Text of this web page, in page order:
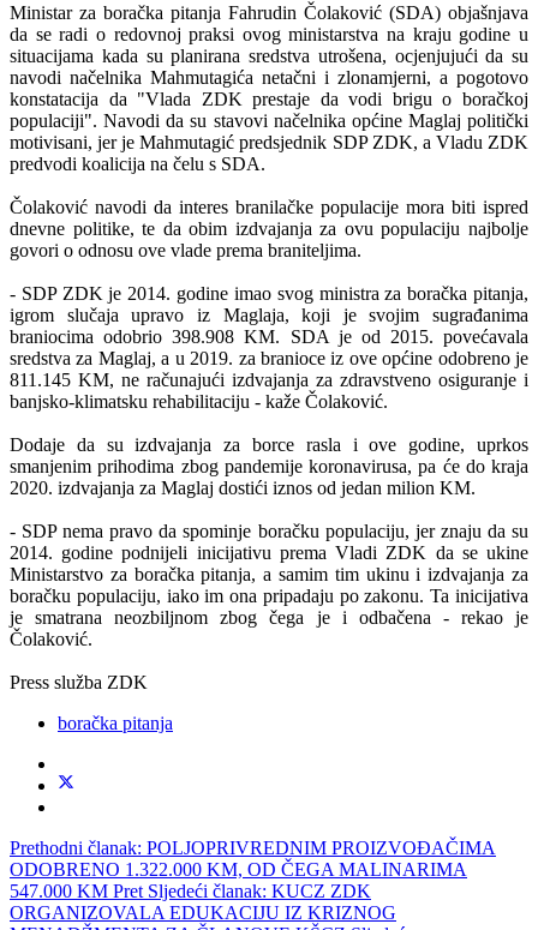
Ministar za boračka pitanja Fahrudin Čolaković (SDA) objašnjava
da se radi o redovnoj praksi ovog ministarstva na kraju godine u
situacijama kada su planirana sredstva utrošena, ocjenjujući da su
navodi načelnika Mahmutagića netačni i zlonamjerni, a pogotovo
konstatacija da "Vlada ZDK prestaje da vodi brigu o boračkoj
populaciji". Navodi da su stavovi načelnika općine Maglaj politički
motivisani, jer je Mahmutagić predsjednik SDP ZDK, a Vladu ZDK
predvodi koalicija na čelu s SDA.
Čolaković navodi da interes branilačke populacije mora biti ispred
dnevne politike, te da obim izdvajanja za ovu populaciju najbolje
govori o odnosu ove vlade prema braniteljima.
- SDP ZDK je 2014. godine imao svog ministra za boračka pitanja,
igrom slučaja upravo iz Maglaja, koji je svojim sugrađanima
braniocima odobrio 398.908 KM. SDA je od 2015. povećavala
sredstva za Maglaj, a u 2019. za branioce iz ove općine odobreno je
811.145 KM, ne računajući izdvajanja za zdravstveno osiguranje i
banjsko-klimatsku rehabilitaciju - kaže Čolaković.
Dodaje da su izdvajanja za borce rasla i ove godine, uprkos
smanjenim prihodima zbog pandemije koronavirusa, pa će do kraja
2020. izdvajanja za Maglaj dostići iznos od jedan milion KM.
- SDP nema pravo da spominje boračku populaciju, jer znaju da su
2014. godine podnijeli inicijativu prema Vladi ZDK da se ukine
Ministarstvo za boračka pitanja, a samim tim ukinu i izdvajanja za
boračku populaciju, iako im ona pripadaju po zakonu. Ta inicijativa
je smatrana neozbiljnom zbog čega je i odbačena - rekao je
Čolaković.
Press služba ZDK
boračka pitanja
Prethodni članak: POLJOPRIVREDNIM PROIZVOĐAČIMA
ODOBRENO 1.322.000 KM, OD ČEGA MALINARIMA
547.000 KM Pret Sljedeći članak: KUCZ ZDK
ORGANIZOVALA EDUKACIJU IZ KRIZNOG